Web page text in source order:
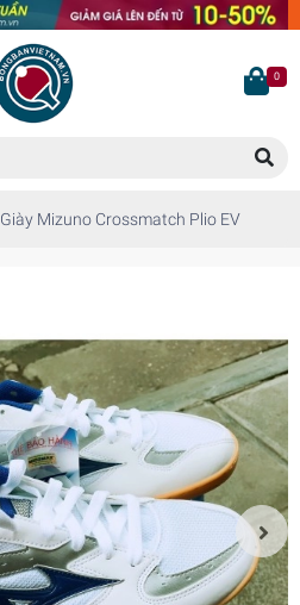
0
Giày Mizuno Crossmatch Plio EV